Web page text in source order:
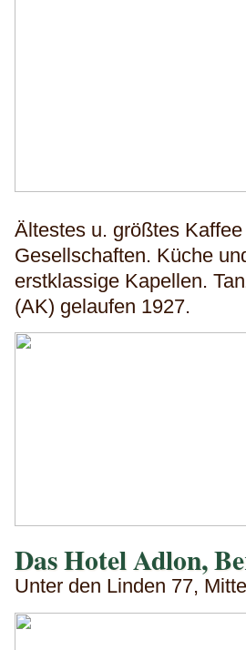
Ältestes u. größtes
Gesellschaften. Küche
erstklassige Kapellen.
(AK) gelaufen 1927.
Das Hotel Adlon,
Unter den Linden 77, Mitte